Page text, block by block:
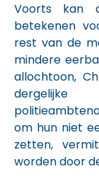
Voorts kan
betekenen
rest van de
mindere
allochtoon,
dergelijke
om hun niet
zetten,
worden door